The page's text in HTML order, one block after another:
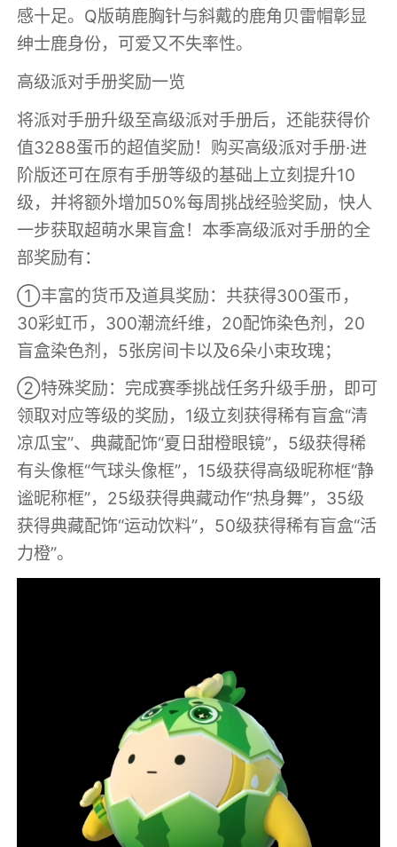
感十足。Q版萌鹿胸针与斜戴的鹿角贝雷帽彰显
绅士鹿身份，可爱又不失率性。
高级派对手册奖励一览
将派对手册升级至高级派对手册后，还能获得价
值3288蛋币的超值奖励！购买高级派对手册·进
阶版还可在原有手册等级的基础上立刻提升10
级，并将额外增加50%每周挑战经验奖励，快人
一步获取超萌水果盲盒！本季高级派对手册的全
部奖励有：
①丰富的货币及道具奖励：共获得300蛋币，
30彩虹币，300潮流纤维，20配饰染色剂，20
盲盒染色剂，5张房间卡以及6朵小束玫瑰；
②特殊奖励：完成赛季挑战任务升级手册，即可
领取对应等级的奖励，1级立刻获得稀有盲盒“清
凉瓜宝”、典藏配饰“夏日甜橙眼镜”，5级获得稀
有头像框“气球头像框”，15级获得高级昵称框“静
谧昵称框”，25级获得典藏动作“热身舞”，35级
获得典藏配饰“运动饮料”，50级获得稀有盲盒“活
力橙”。